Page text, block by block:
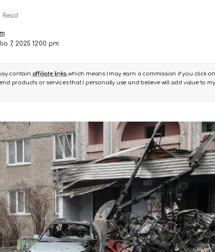
7, 2025 12:00 pm
Read
contain affiliate links, which means I may earn a commission if you click
products or services that I personally use and believe will add value to